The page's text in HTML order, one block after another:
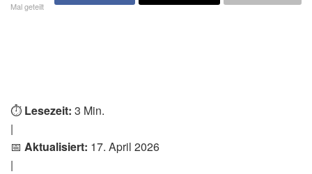
Mal geteilt
⏱️ Lesezeit: 3 Min.
|
📅 Aktualisiert: 17. April 2026
|